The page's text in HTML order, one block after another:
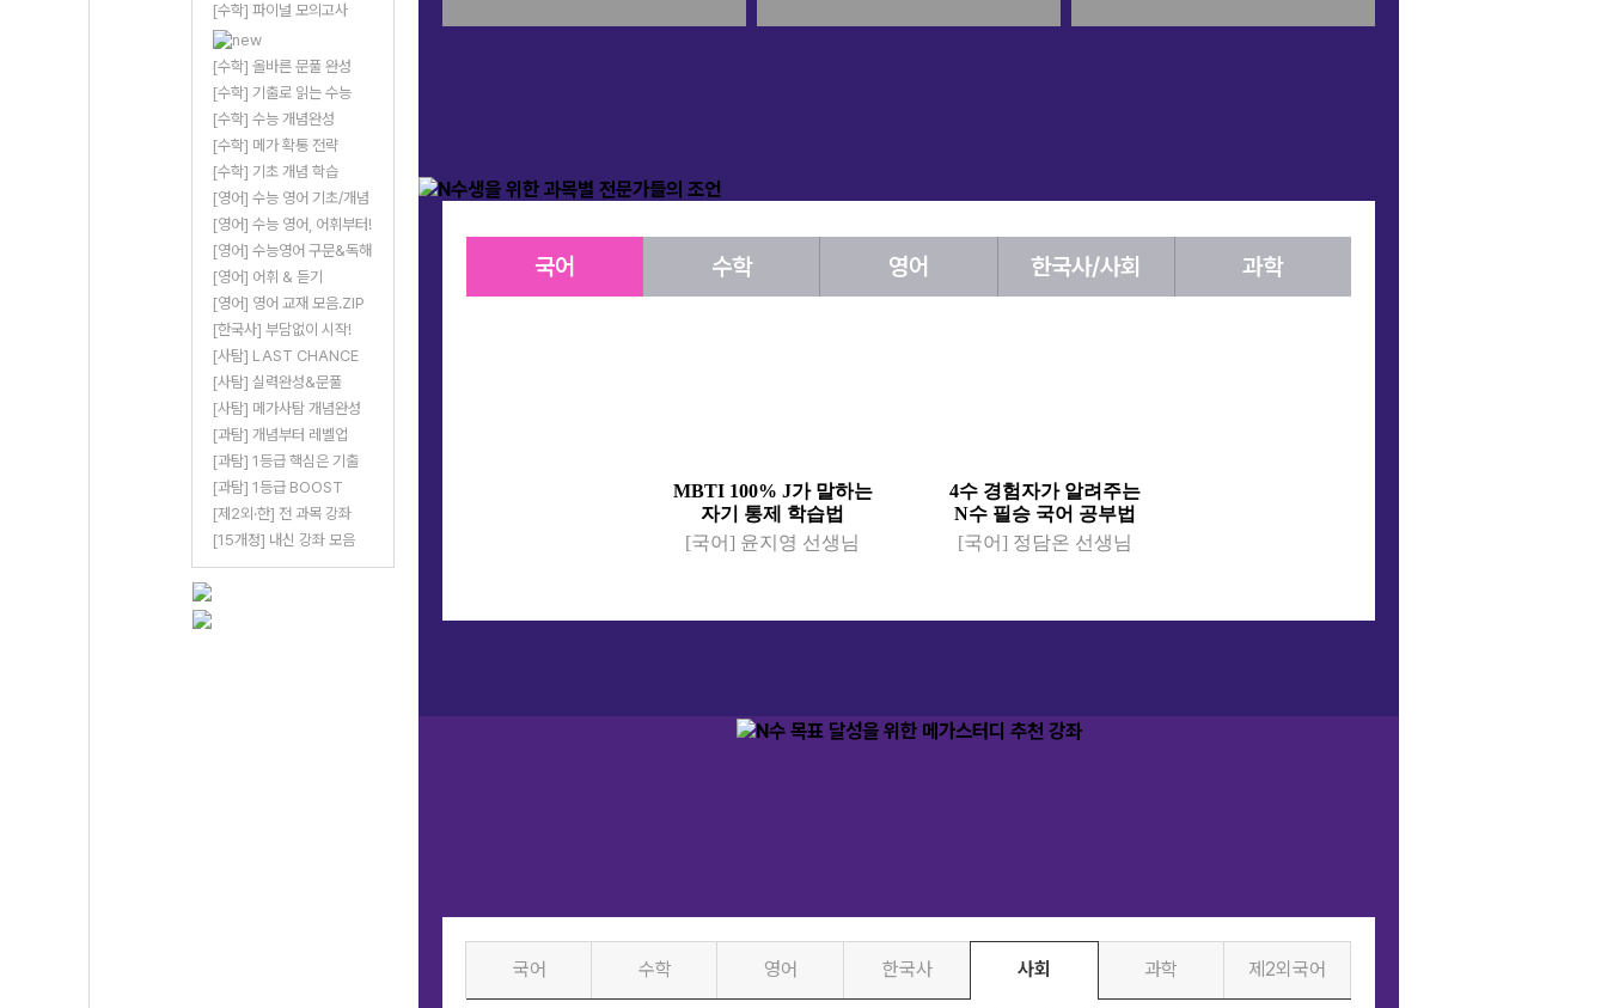
[수학] 파이널 모의고사
[수학] 올바른 문풀 완성
[수학] 기출로 읽는 수능
[수학] 수능 개념완성
[수학] 메가 확통 전략
[수학] 기초 개념 학습
[영어] 수능 영어 기초/개념
[영어] 수능 영어, 어휘부터!
[영어] 수능영어 구문&독해
[영어] 어휘 & 듣기
[영어] 영어 교재 모음.ZIP
[한국사] 부담없이 시작!
[사탐] LAST CHANCE
[사탐] 실력완성&문풀
[사탐] 메가사탐 개념완성
[과탐] 개념부터 레벨업
[과탐] 1등급 핵심은 기출
[과탐] 1등급 BOOST
[제2외·한] 전 과목 강좌
[15개정] 내신 강좌 모음
국어 수학 영어 한국사/사회 과학
MBTI 100% J가 말하는
자기 통제 학습법
[국어] 윤지영 선생님
MBTI 100% J가 말하는
자기 통제 학습법
[국어] 윤지영 선생님
4수 경험자가 알려주는
N수 필승 국어 공부법
[국어] 정담온 선생님
국어 수학 영어 한국사 사회 과학 제2외국어